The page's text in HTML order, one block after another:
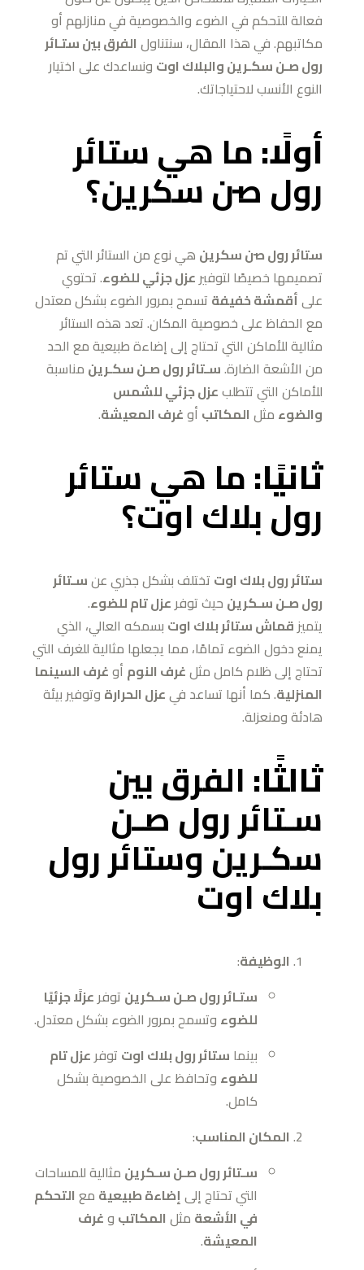
فعالة للتحكم في الضوء والخصوصية في منازلهم أو
مكاتبهم. في هذا المقال، سنتناول الفرق بين ستـائر
رول صـن سكـرين والبلاك اوت ونساعدك على اختيار
النوع الأنسب لاحتياجاتك.
أولًا:ما هي ستائر
رول صن سكرين؟
ستائر رول صن سكرين هي نوع من الستائر التي تم
تصميمها خصيصًا لتوفير عزل جزئي للضوء. تحتوي
علىأقمشة خفيفة تسمح بمرور الضوء بشكل معتدل
مع الحفاظ على خصوصية المكان. تعد هذه الستائر
مثالية للأماكن التي تحتاج إلى إضاءة طبيعية مع الحد
من الأشعة الضارة.سـتائر رول صـن سكـرين مناسبة
للأماكن التي تتطلبعزل جزئي للشمس
والضوء مثل المكاتب أوغرف المعيشة.
ثانيًا:ما هي ستائر
رول بلاك اوت؟
ستائر رول بلاك اوت تختلف بشكل جذري عنسـتائر
رول صـن سـكرين حيث توفر عزل تام للضوء.
يتميز قماش ستائر بلاك اوت بسمكه العالي، الذي
يمنع دخول الضوء تمامًا، مما يجعلها مثالية للغرف التي
تحتاج إلى ظلام كامل مثلغرف النوم أوغرف السينما
المنزلية. كما أنها تساعد فيعزل الحرارة وتوفير بيئة
هادئة ومنعزلة.
ثالثًا:الفرق بين
سـتائر رول صـن
سكـرين وستائر رول
بلاك اوت
الوظيفة:
ستـائر رول صـن سـكرين توفر عزلًا جزئيًا
للضوء وتسمح بمرور الضوء بشكل معتدل.
بينما ستائر رول بلاك اوت توفر عزل تام
للضوء وتحافظ على الخصوصية بشكل
كامل.
المكان المناسب:
سـتائر رول صـن سـكرين مثالية للمساحات
التي تحتاج إلى إضاءة طبيعية مع التحكم
في الأشعة مثل المكاتب وغرف
المعيشة.